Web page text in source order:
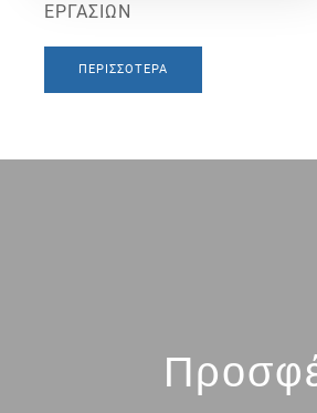
ΕΡΓΑΣΙΩΝ
ΠΕΡΙΣΣΌΤΕΡΑ